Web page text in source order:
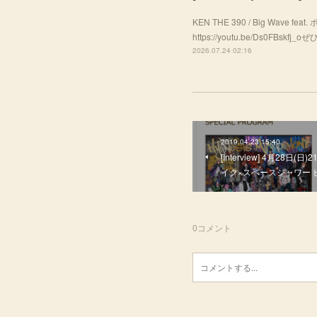
KEN THE 390 / Big Wave feat.
https://youtu.be/Ds0FBskfj_oぜ
2026.07.24 02:16
2019.04.23 15:40
[Interview] 4月28日(日
イク×スペースシャワー
0コメント